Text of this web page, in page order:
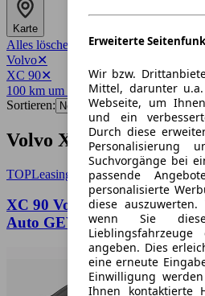
Karte
Alles löschen
Volvo✕
XC 90✕
100 km um 38281✕
Sortieren:
Volvo XC 90 Angebote
TOPLeasing
XC 90 Volvo XC90 T8 AWD
Auto GEWERBE
Erweiterte
Wir bzw.
Mittel, darunter
Webseite, um
und ein
Durch diese
Suchvorgänge bei
passende
personalisierte
diese
wenn Sie
angeben. Dies
eine erneute
Einwilligung
Ihnen kontaktierte